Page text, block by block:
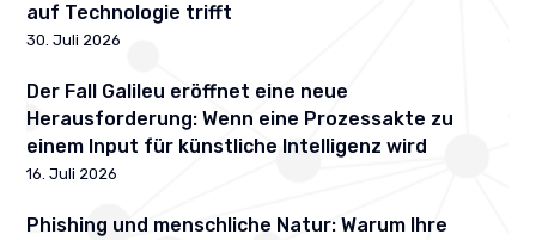
auf Technologie trifft
30. Juli 2026
Der Fall Galileu eröffnet eine neue
Herausforderung: Wenn eine Prozessakte zu
einem Input für künstliche Intelligenz wird
16. Juli 2026
Phishing und menschliche Natur: Warum Ihre